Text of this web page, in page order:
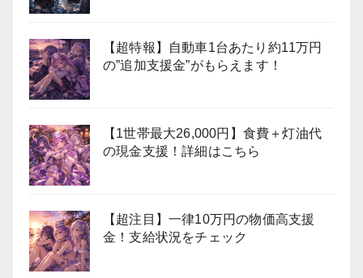
【超特報】自動車1台あたり約11万円
の”追加支援金”がもらえます！
【1世帯最大26,000円】食費＋灯油代
の現金支援！詳細はこちら
【超注目】一律10万円の物価高支援
金！支給状況をチェック